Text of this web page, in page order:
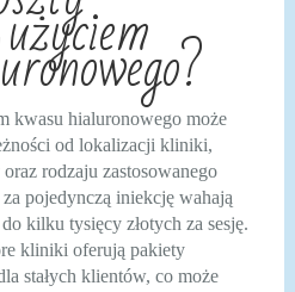
kwasu hialuronowego może
od lokalizacji kliniki,
rodzaju zastosowanego
pojedynczą iniekcję wahają
kilku tysięcy złotych za sesję.
kliniki oferują pakiety
stałych klientów, co może